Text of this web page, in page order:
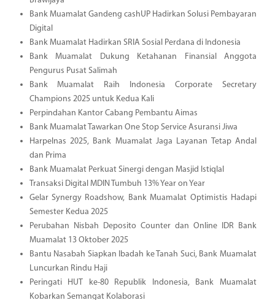
Bank Muamalat Gandeng cashUP Hadirkan Solusi Pembayaran
Digital
Bank Muamalat Hadirkan SRIA Sosial Perdana di Indonesia
Bank Muamalat Dukung Ketahanan Finansial Anggota
Pengurus Pusat Salimah
Bank Muamalat Raih Indonesia Corporate Secretary
Champions 2025 untuk Kedua Kali
Perpindahan Kantor Cabang Pembantu Aimas
Bank Muamalat Tawarkan One Stop Service Asuransi Jiwa
Harpelnas 2025, Bank Muamalat Jaga Layanan Tetap Andal
dan Prima
Bank Muamalat Perkuat Sinergi dengan Masjid Istiqlal
Transaksi Digital MDIN Tumbuh 13% Year on Year
Gelar Synergy Roadshow, Bank Muamalat Optimistis Hadapi
Semester Kedua 2025
Perubahan Nisbah Deposito Counter dan Online IDR Bank
Muamalat 13 Oktober 2025
Bantu Nasabah Siapkan Ibadah ke Tanah Suci, Bank Muamalat
Luncurkan Rindu Haji
Peringati HUT ke-80 Republik Indonesia, Bank Muamalat
Kobarkan Semangat Kolaborasi